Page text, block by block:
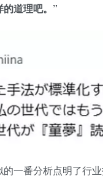
道理吧。”
一番分析点明了行业